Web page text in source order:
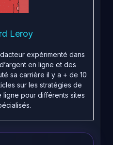
Leroy
expérimenté dans
en ligne et des
sa carrière il y a + de 10
sur les stratégies de
pour différents sites